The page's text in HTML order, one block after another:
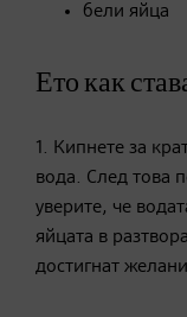
бели яйца
Ето как
1. Кипнете за
вода. След това
уверите, че
яйцата в
достигнат